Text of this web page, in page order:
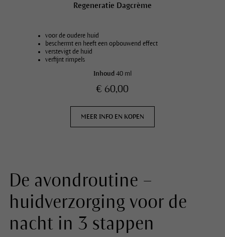
Regeneratie Dagcrème
voor de oudere huid
beschermt en heeft een opbouwend effect
verstevigt de huid
verfijnt rimpels
Inhoud 40 ml
€ 60,00
MEER INFO EN KOPEN
De avondroutine –
huidverzorging voor de
nacht in 3 stappen